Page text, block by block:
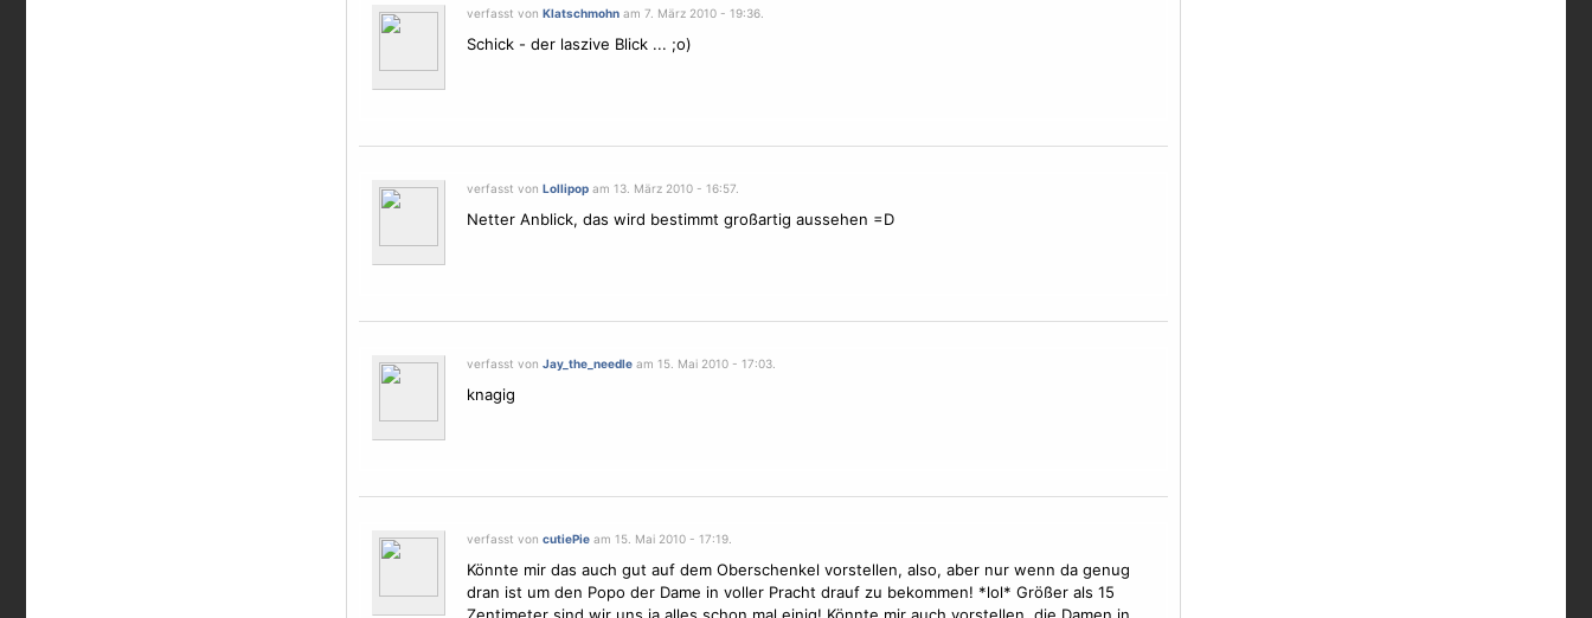
verfasst von Klatschmohnam 7. März 2010 - 19:36.
Schick - der laszive Blick ... ;o)
verfasst von Lollipopam 13. März 2010 - 16:57.
Netter Anblick, das wird bestimmt großartig aussehen =D
verfasst von Jay_the_needleam 15. Mai 2010 - 17:03.
knagig
verfasst von cutiePieam 15. Mai 2010 - 17:19.
Könnte mir das auch gut auf dem Oberschenkel vorstellen, also, aber nur wenn da genug
dran ist um den Popo der Dame in voller Pracht drauf zu bekommen! *lol* Größer als 15